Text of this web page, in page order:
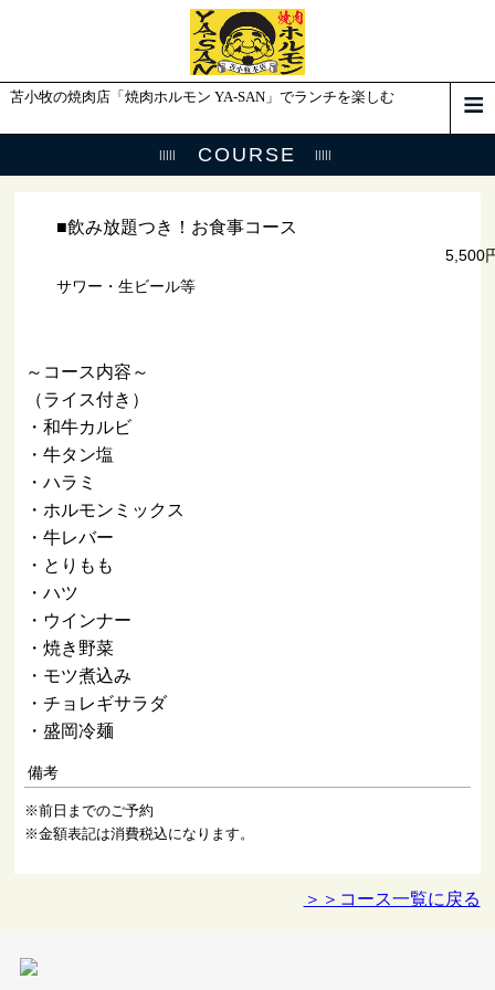
苫小牧の焼肉店「焼肉ホルモン YA-SAN」でランチを楽しむ
COURSE
■飲み放題つき！お食事コース
5,500
サワー・生ビール等
～コース内容～
（ライス付き）
・和牛カルビ
・牛タン塩
・ハラミ
・ホルモンミックス
・牛レバー
・とりもも
・ハツ
・ウインナー
・焼き野菜
・モツ煮込み
・チョレギサラダ
・盛岡冷麺
備考
※前日までのご予約
※金額表記は消費税込になります。
＞＞コース一覧に戻る